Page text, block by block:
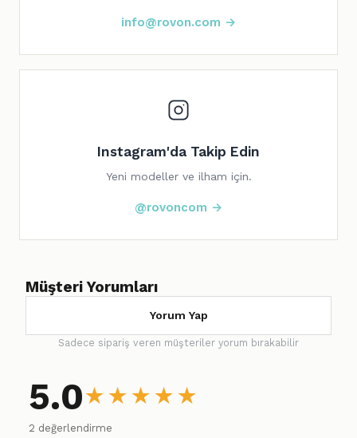
info@rovon.com →
Instagram'da Takip Edin
Yeni modeller ve ilham için.
@rovoncom →
Müşteri Yorumları
Yorum Yap
Sadece sipariş veren müşteriler yorum bırakabilir
5.0★ ★ ★ ★ ★
2 değerlendirme